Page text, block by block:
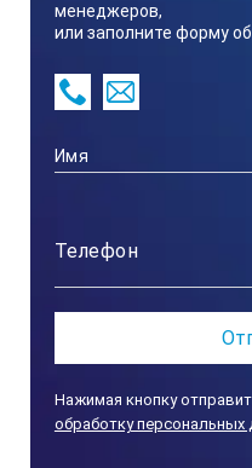
Память рассчитана
каждом файле) для
Источник питания:
аккумулятора,
Связь: Серийный порт
Габаритные
*Технические
могут быть изменены
менеджеров,
или заполните форму
Нажимая кнопку
обработку персональных